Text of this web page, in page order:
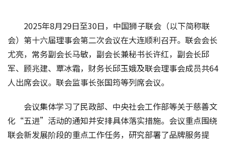
2025年8月29日至30日，中国狮子联会（以下简称联
会）第十六届理事会第二次会议在大连顺利召开。联会会长
尤亮，常务副会长马敏，副会长兼秘书长许红，副会长邱
军、顾兆建、覃冰霜，财务长邱玉娥及联会理事会成员共64
人出席会议。联会监事长张国筠等列席会议。
会议集体学习了民政部、中央社会工作部等关于慈善文
化“五进”活动的通知并安排具体落实措施。会议重点围绕
联会新发展阶段的重点工作任务，研究部署了品牌服务提